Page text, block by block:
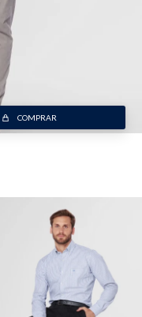
COMPRAR